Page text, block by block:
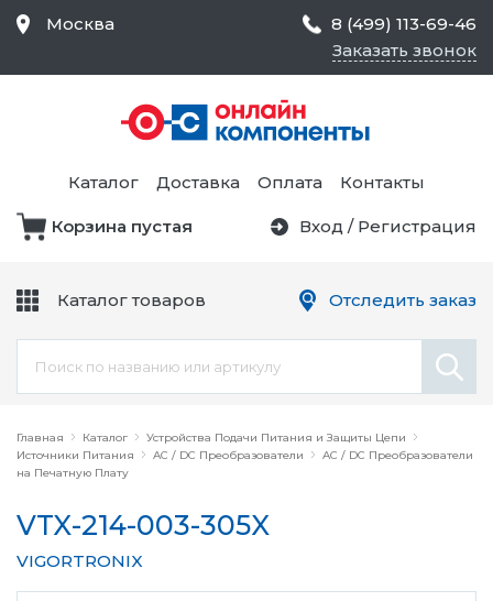
Главная Каталог
Устройства Подачи Питания и Защиты Цепи
Источники Питания
AC / DC Преобразователи
AC / DC Преобразователи
на Печатную Плату
VTX-214-003-305X
VIGORTRONIX
Москва
8 (499) 113-69-46
Заказать звонок
Каталог Доставка Оплата Контакты
Корзина пустая Вход / Регистрация
Каталог товаров
Средства Контроля
Статического
Электричества и
Безопасности,
Товары для Чистых
Цепи
Оборудование
Отследить заказ